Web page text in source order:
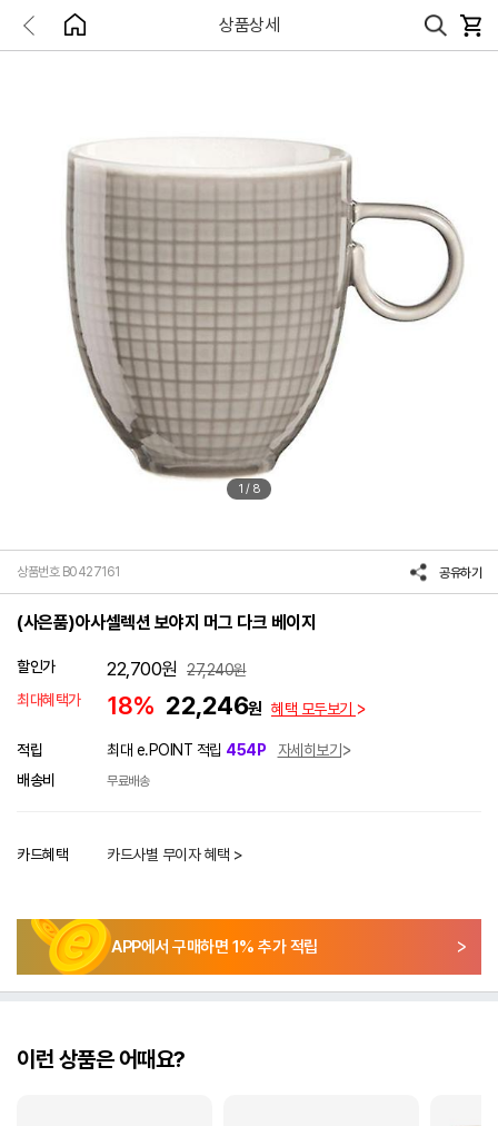
상품상세
1 / 8
상품번호 B0427161 공유하기
(사은품)아사셀렉션 보야지 머그 다크 베이지
할인가 22,700원 27,240원
최대혜택가
18% 22,246원 혜택 모두보기
적립 최대 e.POINT 적립 454P
자세히보기
배송비
무료배송
카드혜택 카드사별 무이자 혜택 >
APP에서 구매하면 1% 추가 적립
이런 상품은 어때요?